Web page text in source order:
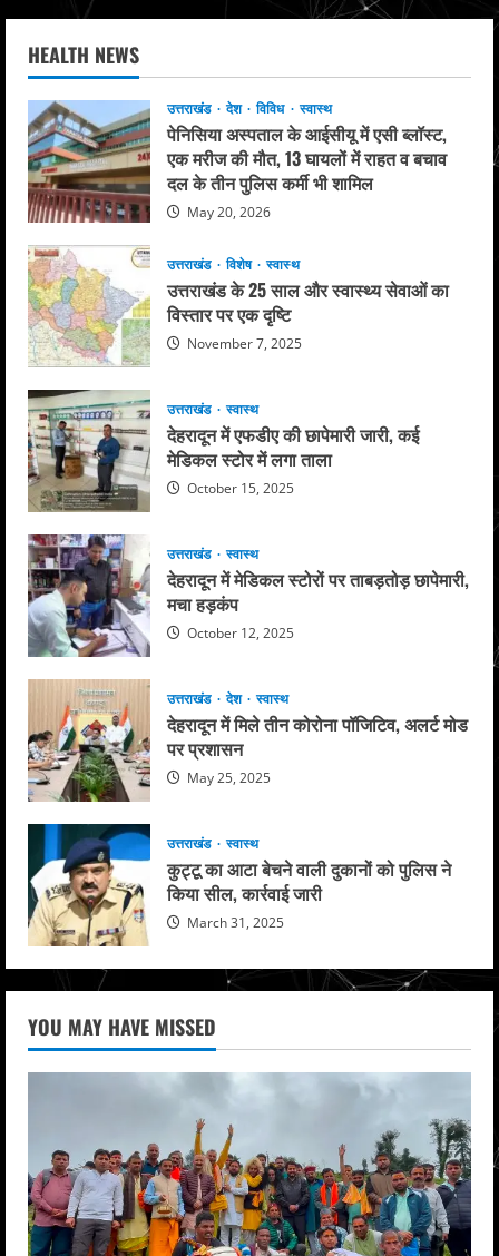
HEALTH NEWS
उत्तराखंड देश विविध स्वास्थ
पेनिसिया अस्पताल के आईसीयू में एसी ब्लॉस्ट,
एक मरीज की मौत, 13 घायलों में राहत व बचाव
दल के तीन पुलिस कर्मी भी शामिल
May 20, 2026
उत्तराखंड विशेष स्वास्थ
उत्तराखंड के 25 साल और स्वास्थ्य सेवाओं का
विस्तार पर एक दृष्टि
November 7, 2025
उत्तराखंड स्वास्थ
देहरादून में एफडीए की छापेमारी जारी, कई
मेडिकल स्टोर में लगा ताला
October 15, 2025
उत्तराखंड स्वास्थ
देहरादून में मेडिकल स्टोरों पर ताबड़तोड़ छापेमारी,
मचा हड़कंप
October 12, 2025
उत्तराखंड देश स्वास्थ
देहरादून में मिले तीन कोरोना पॉजिटिव, अलर्ट मोड
पर प्रशासन
May 25, 2025
उत्तराखंड स्वास्थ
कुट्टू का आटा बेचने वाली दुकानों को पुलिस ने
किया सील, कार्रवाई जारी
March 31, 2025
YOU MAY HAVE MISSED